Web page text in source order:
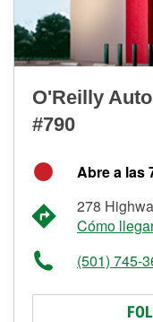
O'Reilly
#790
Abre a las
278
Cómo
(501) 745-